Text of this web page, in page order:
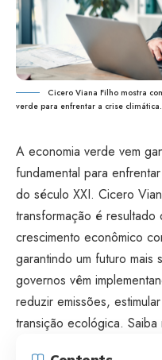
Cicero Viana Filho mostra
verde para enfrentar a crise climática.
A economia verde vem
fundamental para
do século XXI. Cicero
transformação é
crescimento econômico
garantindo um futuro
governos vêm
reduzir emissões,
transição ecológica. Saiba